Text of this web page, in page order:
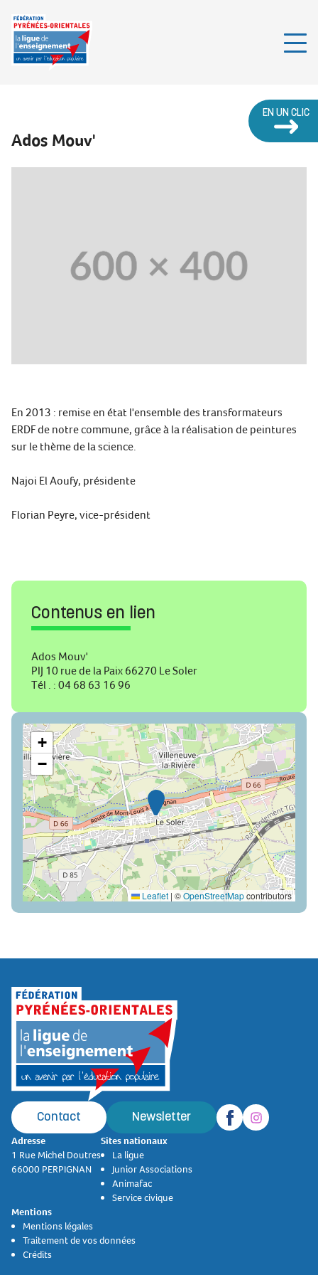
EN UN CLIC
Ados Mouv'
En 2013 : remise en état l'ensemble des transformateurs
ERDF de notre commune, grâce à la réalisation de peintures
sur le thème de la science.
Najoi El Aoufy, présidente
Florian Peyre, vice-président
Contenus en lien
Ados Mouv'
PIJ 10 rue de la Paix 66270 Le Soler
Tél . : 04 68 63 16 96
+
−
Leaflet | ©OpenStreetMapcontributors
Contact Newsletter
Adresse
1 Rue Michel Doutres
66000 PERPIGNAN
Sites nationaux
La ligue
Junior Associations
Animafac
Service civique
Mentions
Mentions légales
Traitement de vos données
Crédits